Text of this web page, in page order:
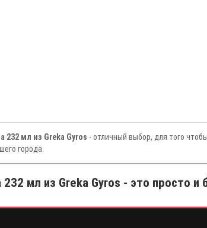
232 мл из Greka Gyros - отличный выбор, для того
города.
мл из Greka Gyros - это просто и